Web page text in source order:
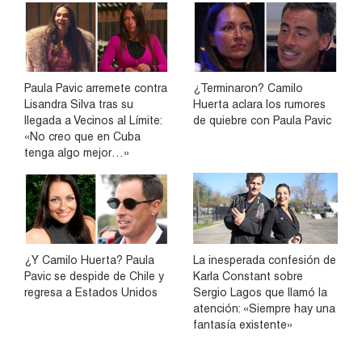
Paula Pavic arremete contra
Lisandra Silva tras su
llegada a Vecinos al Límite:
«No creo que en Cuba
tenga algo mejor…»
¿Terminaron? Camilo
Huerta aclara los rumores
de quiebre con Paula Pavic
¿Y Camilo Huerta? Paula
Pavic se despide de Chile y
regresa a Estados Unidos
La inesperada confesión de
Karla Constant sobre
Sergio Lagos que llamó la
atención: «Siempre hay una
fantasía existente»